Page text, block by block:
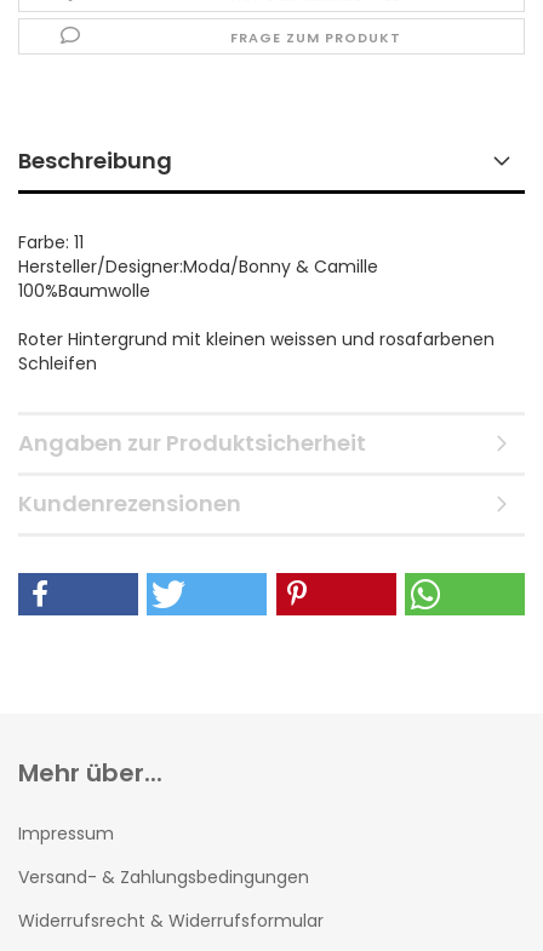
FRAGE ZUM PRODUKT
Beschreibung
Farbe: 11
Hersteller/Designer:Moda/Bonny & Camille
100%Baumwolle
Roter Hintergrund mit kleinen weissen und rosafarbenen
Schleifen
Angaben zur Produktsicherheit
Kundenrezensionen
Mehr über...
Impressum
Versand- & Zahlungsbedingungen
Widerrufsrecht & Widerrufsformular